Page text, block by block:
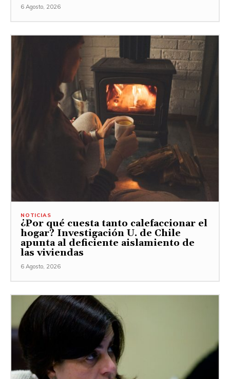
6 Agosto, 2026
NOTICIAS
¿Por qué cuesta tanto calefaccionar el
hogar? Investigación U. de Chile
apunta al deficiente aislamiento de
las viviendas
6 Agosto, 2026